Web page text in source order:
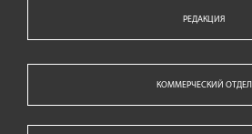
РЕДАКЦИЯ
КОММЕРЧЕСКИЙ ОТДЕЛ